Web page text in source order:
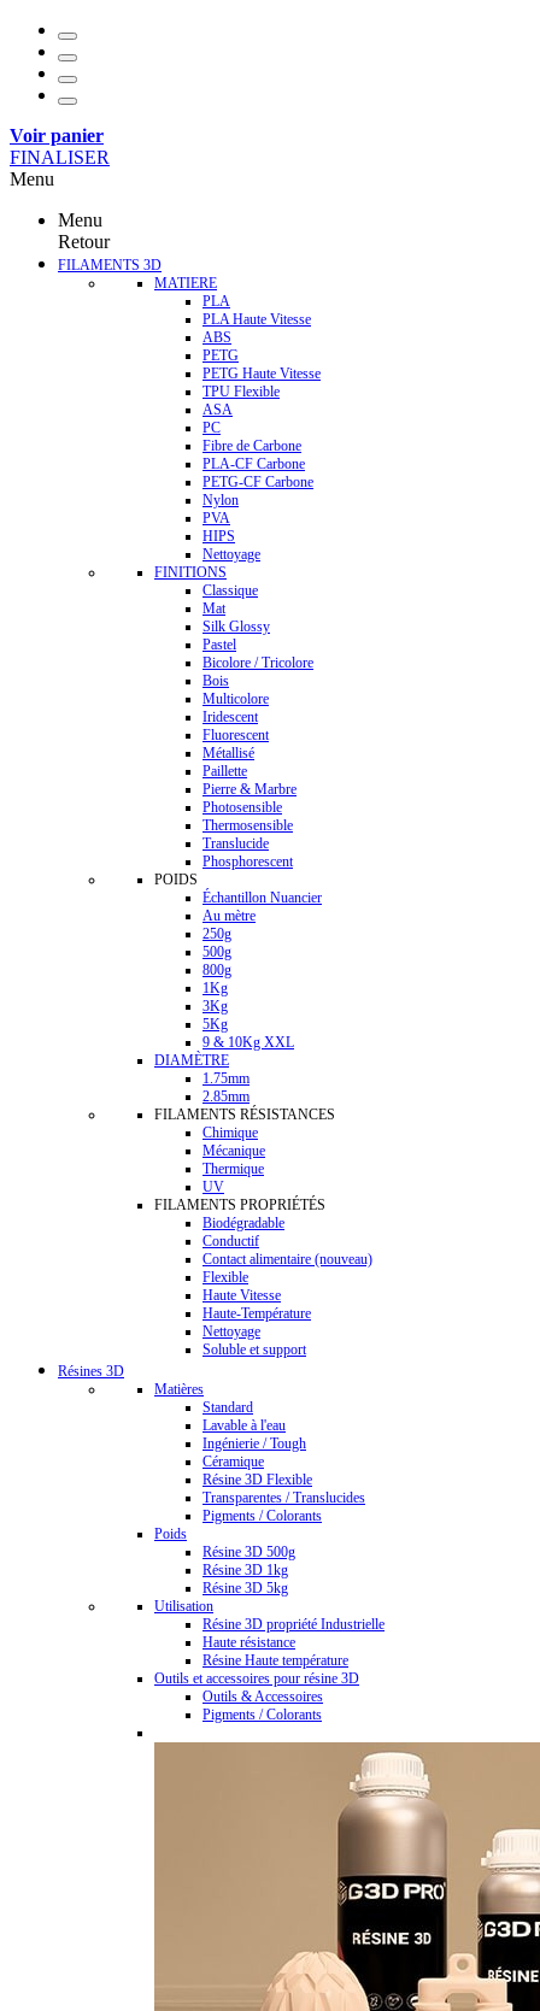
Voir panier
FINALISER
Menu
Menu
Retour
FILAMENTS 3D
MATIERE
PLA
PLA Haute Vitesse
ABS
PETG
PETG Haute Vitesse
TPU Flexible
ASA
PC
Fibre de Carbone
PLA-CF Carbone
PETG-CF Carbone
Nylon
PVA
HIPS
Nettoyage
FINITIONS
Classique
Mat
Silk Glossy
Pastel
Bicolore / Tricolore
Bois
Multicolore
Iridescent
Fluorescent
Métallisé
Paillette
Pierre & Marbre
Photosensible
Thermosensible
Translucide
Phosphorescent
POIDS
Échantillon Nuancier
Au mètre
250g
500g
800g
1Kg
3Kg
5Kg
9 & 10Kg XXL
DIAMÈTRE
1.75mm
2.85mm
FILAMENTS RÉSISTANCES
Chimique
Mécanique
Thermique
UV
FILAMENTS PROPRIÉTÉS
Biodégradable
Conductif
Contact alimentaire (nouveau)
Flexible
Haute Vitesse
Haute-Température
Nettoyage
Soluble et support
Résines 3D
Matières
Standard
Lavable à l'eau
Ingénierie / Tough
Céramique
Résine 3D Flexible
Transparentes / Translucides
Pigments / Colorants
Poids
Résine 3D 500g
Résine 3D 1kg
Résine 3D 5kg
Utilisation
Résine 3D propriété Industrielle
Haute résistance
Résine Haute température
Outils et accessoires pour résine 3D
Outils & Accessoires
Pigments / Colorants